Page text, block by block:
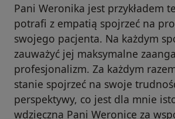
Pani Weronika jest przykładem
potrafi z empatią spojrzeć na
swojego pacjenta. Na każdym
zauważyć jej maksymalne
profesjonalizm. Za każdym
stanie spojrzeć na swoje
perspektywy, co jest dla mnie
wdzięczna Pani Weronice za